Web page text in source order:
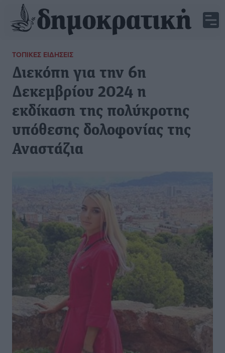
ΤΟΠΙΚΈΣ ΕΙΔΉΣΕΙΣ
Διεκόπη για την 6η
Δεκεμβρίου 2024 η
εκδίκαση της πολύκροτης
υπόθεσης δολοφονίας της
Αναστάζια